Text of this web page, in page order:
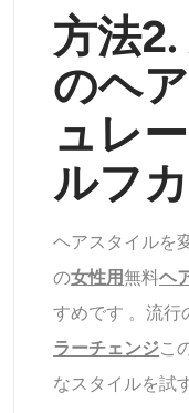
方法2.
のヘ
ュレ
ルフ
ヘアスタイルを
の女性用無料ヘ
すめです 。流行
ラーチェンジこ
なスタイルを試